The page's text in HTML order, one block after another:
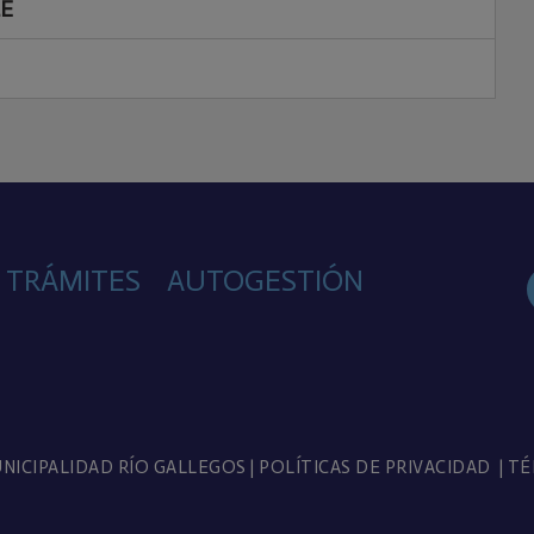
TRÁMITES AUTOGESTIÓN
RÍO GALLEGOS | POLÍTICAS DE PRIVACIDAD |